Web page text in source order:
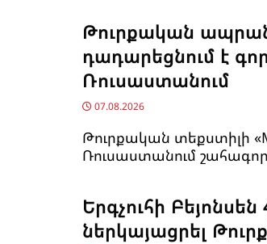
Թուրքական
դադարեցնում է
Ռուսաստանում
07.08.2026
Թուրքական տեքստիլի
Ռուսաստանում
Երգչուհի
ներկայացրել